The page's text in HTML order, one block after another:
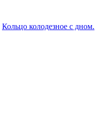
Кольцо колодезное с дном.